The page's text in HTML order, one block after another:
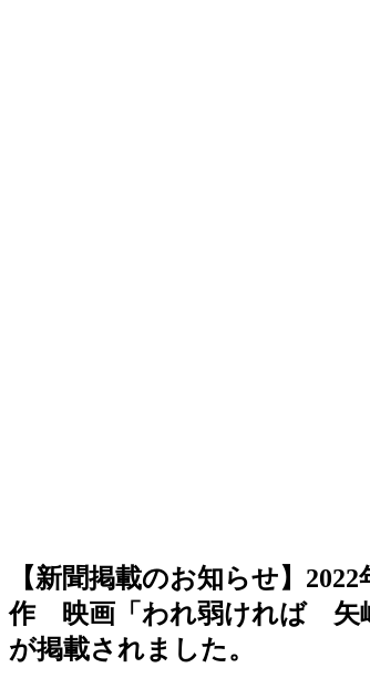
【新聞掲載のお知らせ】
作 映画「われ弱ければ 矢
が掲載されました。